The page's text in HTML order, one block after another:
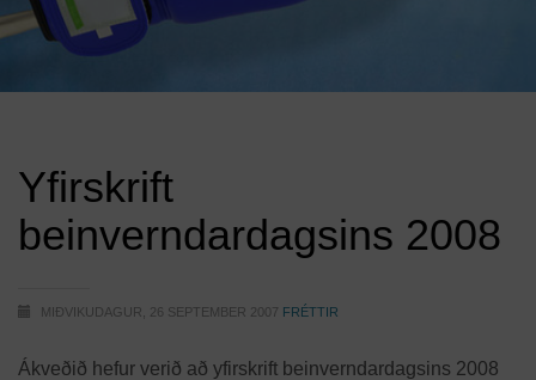
Yfirskrift
beinverndardagsins 2008
MIÐVIKUDAGUR, 26 SEPTEMBER 2007 FRÉTTIR
Ákveðið hefur verið að yfirskrift beinverndardagsins 2008